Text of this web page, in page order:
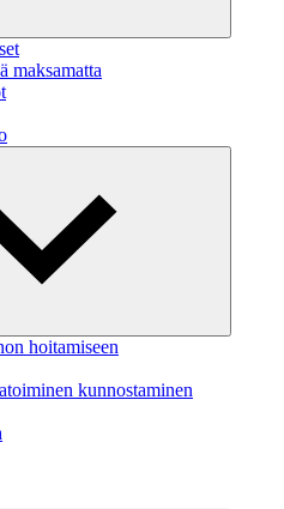
maksamatta
hoitamiseen
kunnostaminen